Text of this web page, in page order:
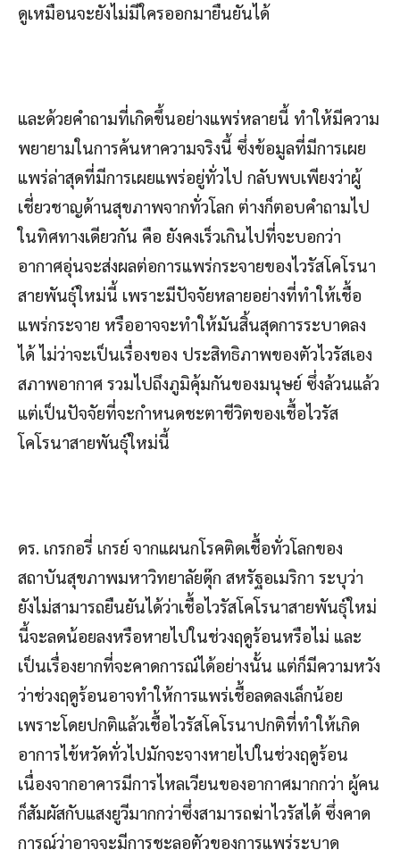
ดูเหมือนจะยังไม่มีใครออกมายืนยันได้
และด้วยคำถามที่เกิดขึ้นอย่างแพร่หลายนี้ ทำให้มีความ
พยายามในการค้นหาความจริงนี้ ซึ่งข้อมูลที่มีการเผย
แพร่ล่าสุดที่มีการเผยแพร่อยู่ทั่วไป กลับพบเพียงว่าผู้
เชี่ยวชาญด้านสุขภาพจากทั่วโลก ต่างก็ตอบคำถามไป
ในทิศทางเดียวกัน คือ ยังคงเร็วเกินไปที่จะบอกว่า
อากาศอุ่นจะส่งผลต่อการแพร่กระจายของไวรัสโคโรนา
สายพันธุ์ใหม่นี้ เพราะมีปัจจัยหลายอย่างที่ทำให้เชื้อ
แพร่กระจาย หรืออาจจะทำให้มันสิ้นสุดการระบาดลง
ได้ ไม่ว่าจะเป็นเรื่องของ ประสิทธิภาพของตัวไวรัสเอง
สภาพอากาศ รวมไปถึงภูมิคุ้มกันของมนุษย์ ซึ่งล้วนแล้ว
แต่เป็นปัจจัยที่จะกำหนดชะตาชีวิตของเชื้อไวรัส
โคโรนาสายพันธุ์ใหม่นี้
ดร. เกรกอรี่ เกรย์ จากแผนกโรคติดเชื้อทั่วโลกของ
สถาบันสุขภาพมหาวิทยาลัยดุ๊ก สหรัฐอเมริกา ระบุว่า
ยังไม่สามารถยืนยันได้ว่าเชื้อไวรัสโคโรนาสายพันธุ์ใหม่
นี้จะลดน้อยลงหรือหายไปในช่วงฤดูร้อนหรือไม่ และ
เป็นเรื่องยากที่จะคาดการณ์ได้อย่างนั้น แต่ก็มีความหวัง
ว่าช่วงฤดูร้อนอาจทำให้การแพร่เชื้อลดลงเล็กน้อย
เพราะโดยปกติแล้วเชื้อไวรัสโคโรนาปกติที่ทำให้เกิด
อาการไข้หวัดทั่วไปมักจะจางหายไปในช่วงฤดูร้อน
เนื่องจากอาคารมีการไหลเวียนของอากาศมากกว่า ผู้คน
ก็สัมผัสกับแสงยูวีมากกว่าซึ่งสามารถฆ่าไวรัสได้ ซึ่งคาด
การณ์ว่าอาจจะมีการชะลอตัวของการแพร่ระบาด